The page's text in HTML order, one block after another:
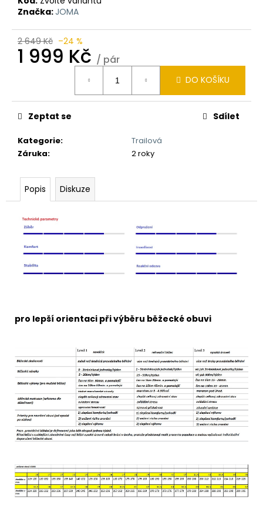
Značka:JOMA
2 649 Kč –24 %
1 999 Kč / pár
DO KOŠÍKU
Kategorie:
Trailová
Záruka: 2 roky
Zeptat se Sdílet
Popis Diskuze
pro lepší orientaci při výběru běžecké obuvi